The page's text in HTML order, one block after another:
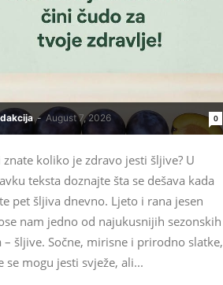
- August 7, 2026 0
znate koliko je zdravo jesti šljive? U
teksta doznajte šta se dešava kada
pet šljiva dnevno. Ljeto i rana jesen
nam jedno od najukusnijih sezonskih
– šljive. Sočne, mirisne i prirodno slatke,
se mogu jesti svježe, ali...